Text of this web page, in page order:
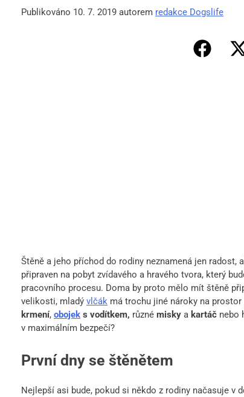
Publikováno 10. 7. 2019 autorem redakce Dogslife
Štěně a jeho příchod do rodiny neznamená jen
připraven na pobyt zvídavého a hravého tvora, který
pracovního procesu. Doma by proto mělo mít štěně
velikosti, mladý vlčák má trochu jiné nároky na prostor
krmení, obojek s vodítkem, různé misky a kartáč nebo
v maximálním bezpečí?
První dny se štěnětem
Nejlepší asi bude, pokud si někdo z rodiny načasuje v